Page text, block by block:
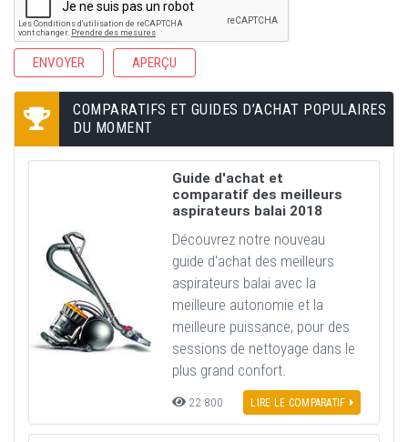
COMPARATIFS ET GUIDES D’ACHAT POPULAIRES
DU MOMENT
Guide d'achat et
comparatif des meilleurs
aspirateurs balai 2018
Découvrez notre nouveau
guide d'achat des meilleurs
aspirateurs balai avec la
meilleure autonomie et la
meilleure puissance, pour des
sessions de nettoyage dans le
plus grand confort.
22 800 LIRE LE COMPARATIF